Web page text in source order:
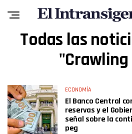
Todas las
ECONOMÍA
El Banco Central
reservas y el
señal sobre la
peg